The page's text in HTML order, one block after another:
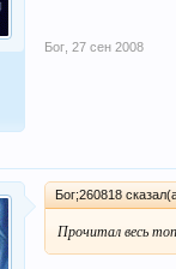
Бог 27 сен 2008
Бог;260818
Прочитал весь